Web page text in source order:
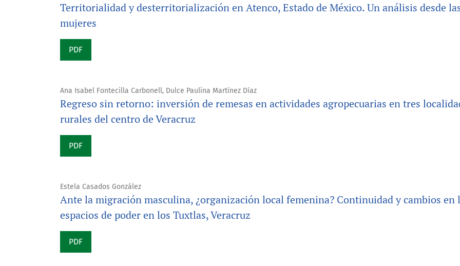
Territorialidad y desterritorialización en Atenco, Estado de México. Un análisis desde
mujeres
PDF
Ana Isabel Fontecilla Carbonell, Dulce Paulina Martínez Díaz
Regreso sin retorno: inversión de remesas en actividades agropecuarias en tres
rurales del centro de Veracruz
PDF
Estela Casados González
Ante la migración masculina, ¿organización local femenina? Continuidad y cambios en
espacios de poder en los Tuxtlas, Veracruz
PDF